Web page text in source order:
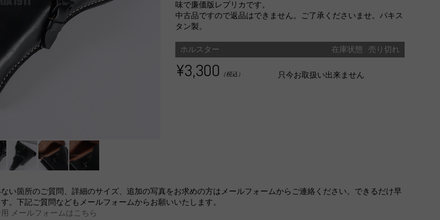
味で廉価版レプリカです。
中古品ですので返品はできません。ご了承くださいませ。パキス
タン製。
ホルスター 在庫状態 : 売り切れ
¥3,300 （税込） 只今お取扱い出来ません
い箇所のご質問、詳細のサイズ、追加の写真をお求めの方はメールフォームからご連絡ください。できるだけ早
。下記ご質問などもメールフォームからお願いいたします。
メールフォームはこちら